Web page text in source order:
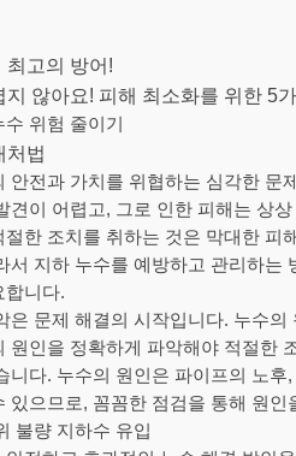
최고의 방어!
않아요! 피해 최소화를 위한 5
위험 줄이기
처법
안전과 가치를 위협하는 심각한 문
견이 어렵고, 그로 인한 피해는 상
한 조치를 취하는 것은 막대한 피
서 지하 누수를 예방하고 관리하는
합니다.
은 문제 해결의 시작입니다. 누수
원인을 정확하게 파악해야 적절한
니다. 누수의 원인은 파이프의 노
있으므로, 꼼꼼한 점검을 통해 원
불량 지하수 유입